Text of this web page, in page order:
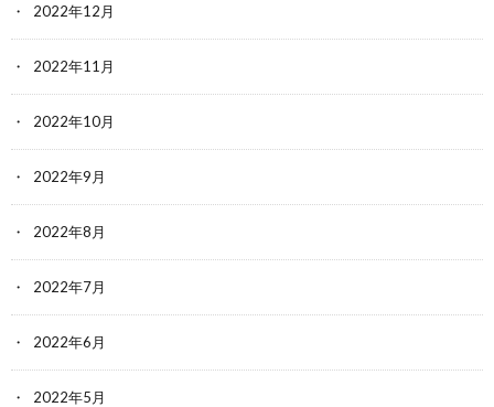
2022年12月
2022年11月
2022年10月
2022年9月
2022年8月
2022年7月
2022年6月
2022年5月